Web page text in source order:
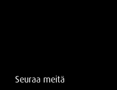
Seuraa meitä